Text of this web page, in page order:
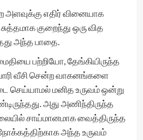
எதிர் வினையாக
குறைந்து ஒரு வித
அந்த பாதை.
பற்றியோ, தேங்கியிருந்த
வீசி சென்ற வாகனங்களை
செய்யாமல் மனித உருவம் ஒன்று
அது அணிந்திருந்த
சாய்மானமாக வைத்திருந்த
அந்த உருவம்